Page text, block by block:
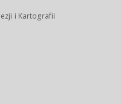
i Kartografii